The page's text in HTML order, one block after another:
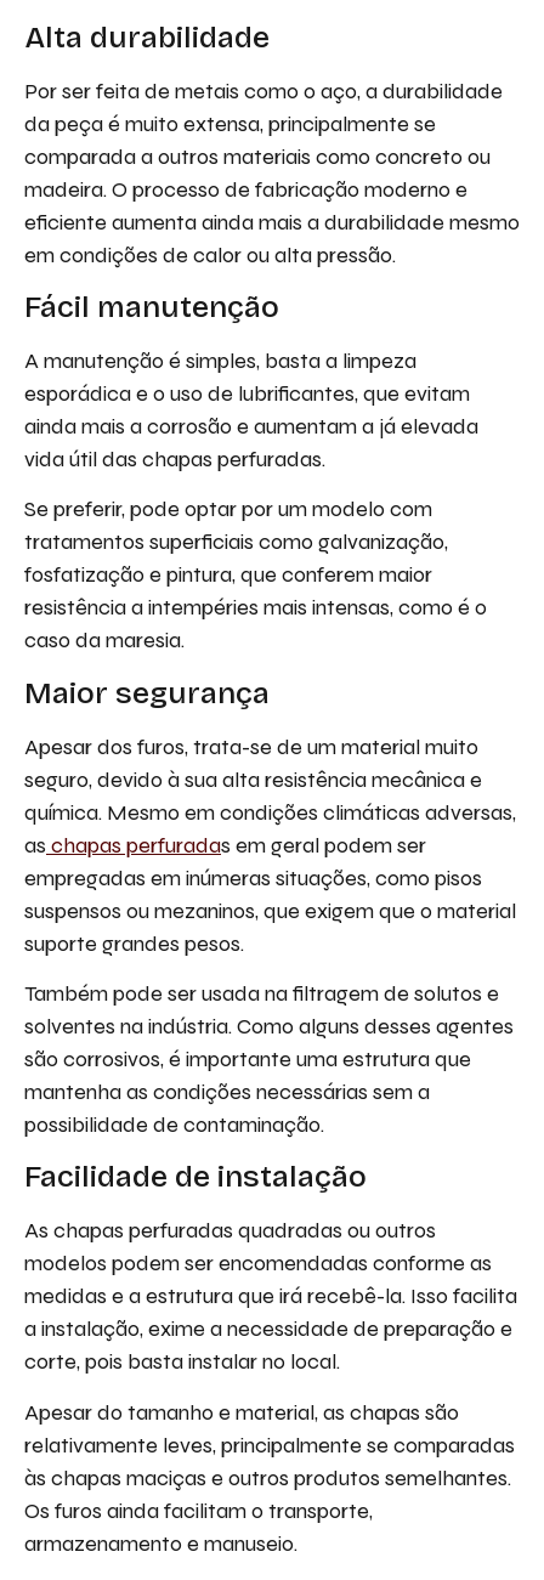
Alta durabilidade
Por ser feita de metais como o aço, a durabilidade
da peça é muito extensa, principalmente se
comparada a outros materiais como concreto ou
madeira. O processo de fabricação moderno e
eficiente aumenta ainda mais a durabilidade mesmo
em condições de calor ou alta pressão.
Fácil manutenção
A manutenção é simples, basta a limpeza
esporádica e o uso de lubrificantes, que evitam
ainda mais a corrosão e aumentam a já elevada
vida útil das chapas perfuradas.
Se preferir, pode optar por um modelo com
tratamentos superficiais como galvanização,
fosfatização e pintura, que conferem maior
resistência a intempéries mais intensas, como é o
caso da maresia.
Maior segurança
Apesar dos furos, trata-se de um material muito
seguro, devido à sua alta resistência mecânica e
química. Mesmo em condições climáticas adversas,
as chapas perfuradas em geral podem ser
empregadas em inúmeras situações, como pisos
suspensos ou mezaninos, que exigem que o material
suporte grandes pesos.
Também pode ser usada na filtragem de solutos e
solventes na indústria. Como alguns desses agentes
são corrosivos, é importante uma estrutura que
mantenha as condições necessárias sem a
possibilidade de contaminação.
Facilidade de instalação
As chapas perfuradas quadradas ou outros
modelos podem ser encomendadas conforme as
medidas e a estrutura que irá recebê-la. Isso facilita
a instalação, exime a necessidade de preparação e
corte, pois basta instalar no local.
Apesar do tamanho e material, as chapas são
relativamente leves, principalmente se comparadas
às chapas maciças e outros produtos semelhantes.
Os furos ainda facilitam o transporte,
armazenamento e manuseio.